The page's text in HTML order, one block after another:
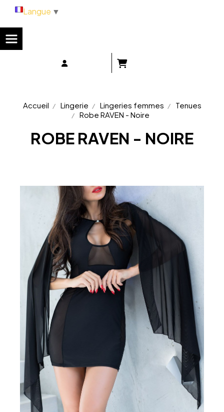
Accueil Lingerie Lingeries femmes
Tenues
Robe RAVEN - Noire
ROBE RAVEN - NOIRE
Langue ▼